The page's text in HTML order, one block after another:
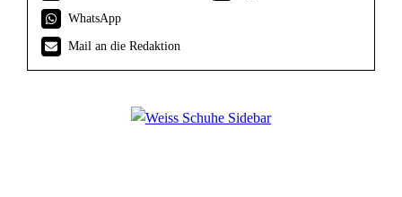
WhatsApp
Mail an die Redaktion